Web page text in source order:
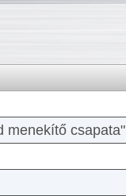
menekítő csapata"